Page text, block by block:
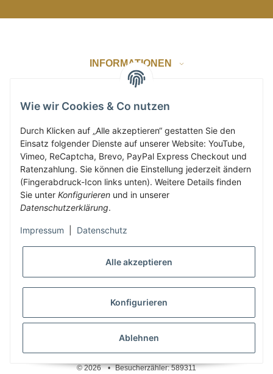
INFORMATIONEN
GESETZLICHE INFORMATIONEN
ZAHLUNG & VERSAND
KUNDENKONTO
Vertrag widerrufen
© 2026 • Besucherzähler: 589311
Wie wir Cookies & Co nutzen
Durch Klicken auf „Alle akzeptieren“ gestatten Sie den
Einsatz folgender Dienste auf unserer Website: YouTube,
Vimeo, ReCaptcha, Brevo, PayPal Express Checkout und
Ratenzahlung. Sie können die Einstellung jederzeit ändern
(Fingerabdruck-Icon links unten). Weitere Details finden
Sie unter Konfigurieren und in unserer
Datenschutzerklärung.
Impressum Datenschutz
Alle akzeptieren
Konfigurieren
Ablehnen